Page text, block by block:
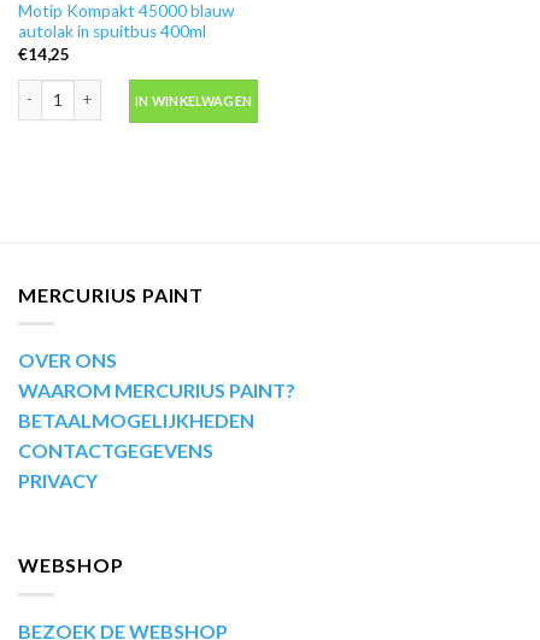
Motip Kompakt 45000 blauw
autolak in spuitbus 400ml
€14,25
IN WINKELWAGEN
MERCURIUS PAINT
OVER ONS
WAAROM MERCURIUS PAINT?
BETAALMOGELIJKHEDEN
CONTACTGEGEVENS
PRIVACY
WEBSHOP
BEZOEK DE WEBSHOP